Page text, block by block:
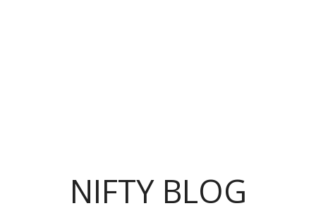
NIFTY BLOG